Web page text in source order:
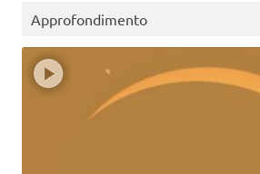
Approfondimento